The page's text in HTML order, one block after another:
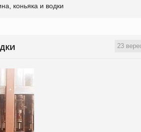
коньяка и водки
23